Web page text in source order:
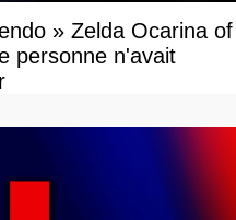
» Zelda Ocarina of
personne n'avait